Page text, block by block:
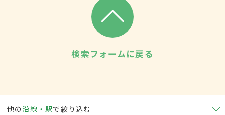
検索フォームに戻る
他の沿線・駅で絞り込む